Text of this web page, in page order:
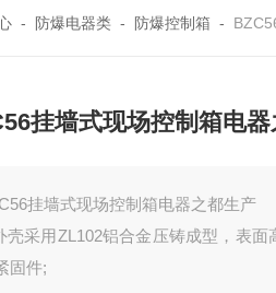
- 防爆电器类 - 防爆控制箱 -
挂墙式现场控制箱电
挂墙式现场控制箱电器之都生产
壳采用ZL102铝合金压铸成型，表
固件;